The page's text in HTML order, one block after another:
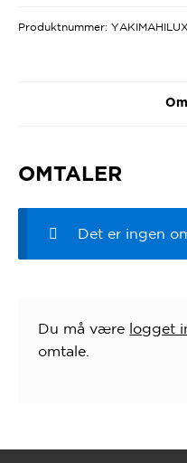
Produktnummer:
OMTALER
Det er ingen
Du må være logget
omtale.